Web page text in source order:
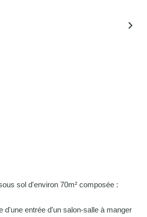
sol d'environ 70m² composée :
d'une entrée d'un salon-salle à manger